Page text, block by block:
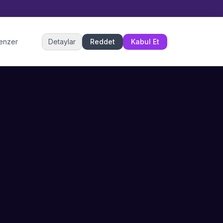
Müşteri Hizmetleri
Şu an çevrimiçi
Detaylar Reddet Kabul Et